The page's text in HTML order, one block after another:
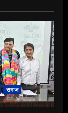
समाज